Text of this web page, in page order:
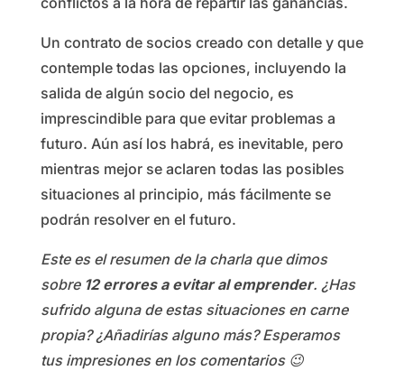
Un contrato de socios creado con detalle y que
contemple todas las opciones, incluyendo la
salida de algún socio del negocio, es
imprescindible para que evitar problemas a
futuro. Aún así los habrá, es inevitable, pero
mientras mejor se aclaren todas las posibles
situaciones al principio, más fácilmente se
podrán resolver en el futuro.
Este es el resumen de la charla que dimos
sobre 12 errores a evitar al emprender. ¿Has
sufrido alguna de estas situaciones en carne
propia? ¿Añadirías alguno más? Esperamos
tus impresiones en los comentarios 😉